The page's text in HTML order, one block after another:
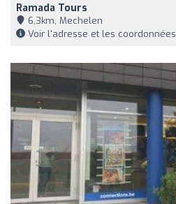
Ramada Tours
6,3km, Mechelen
Voir l'adresse et les coordonnées